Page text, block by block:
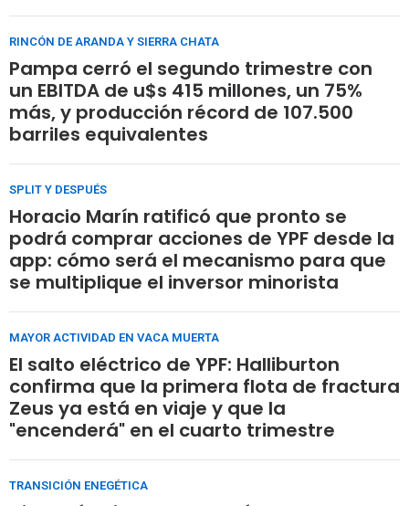
RINCÓN DE ARANDA Y SIERRA CHATA
Pampa cerró el segundo trimestre con
un EBITDA de u$s 415 millones, un 75%
más, y producción récord de 107.500
barriles equivalentes
SPLIT Y DESPUÉS
Horacio Marín ratificó que pronto se
podrá comprar acciones de YPF desde la
app: cómo será el mecanismo para que
se multiplique el inversor minorista
MAYOR ACTIVIDAD EN VACA MUERTA
El salto eléctrico de YPF: Halliburton
confirma que la primera flota de fractura
Zeus ya está en viaje y que la
"encenderá" en el cuarto trimestre
TRANSICIÓN ENEGÉTICA